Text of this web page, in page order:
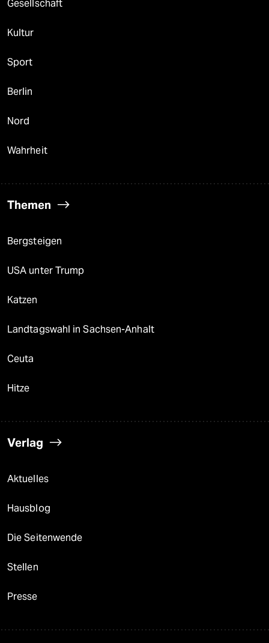
Gesellschaft
Kultur
Sport
Berlin
Nord
Wahrheit
Themen
Bergsteigen
USA unter Trump
Katzen
Landtagswahl in Sachsen-Anhalt
Ceuta
Hitze
Verlag
Aktuelles
Hausblog
Die Seitenwende
Stellen
Presse